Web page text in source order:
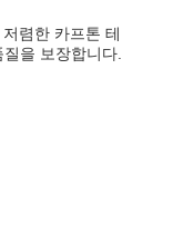
렴한 카프톤 테
을 보장합니다.